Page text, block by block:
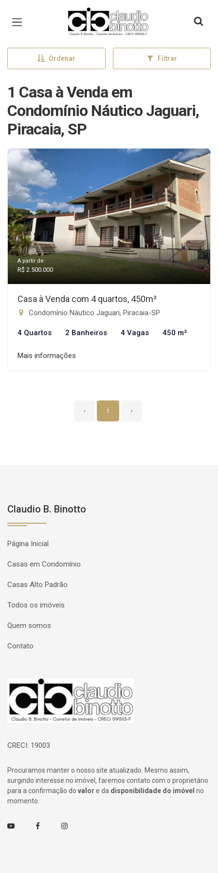
Página inicial
Ordenar Filtrar
1 Casa à Venda em
Condomínio Náutico Jaguari,
Piracaia, SP
A partir de:
R$ 2.500.000
Casa à Venda com 4 quartos, 450m²
Condomínio Náutico Jaguari, Piracaia-SP
4 Quartos 2 Banheiros 4 Vagas 450 m²
Mais informações
‹ 1 ›
Claudio B. Binotto
Página Inicial
Casas em Condomínio
Casas Alto Padrão
Todos os imóveis
Quem somos
Contato
Página inicial
CRECI: 19003
Procuramos manter o nosso site atualizado. Mesmo assim,
surgindo interesse no imóvel, faremos contato com o proprietário
para a confirmação do valor e da disponibilidade do imóvel no
momento.
Youtube FacebookInstagram